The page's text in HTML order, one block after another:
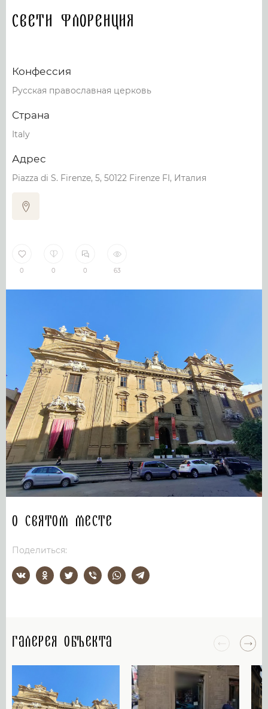
Свети Флоренция
Конфессия
Русская православная церковь
Страна
Italy
Адрес
Piazza di S. Firenze, 5, 50122 Firenze FI, Италия
0 0 0 63
О святом месте
Поделиться:
Галерея объекта